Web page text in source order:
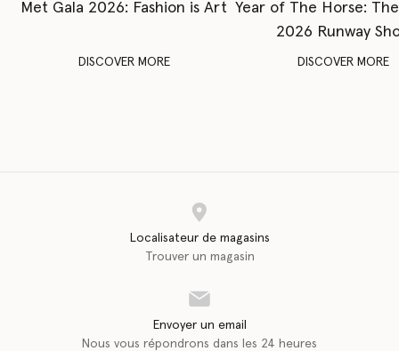
Met Gala 2026: Fashion is Art
DISCOVER MORE
Year of The Horse:
2026 Runway
DISCOVER MORE
Localisateur de magasins
Trouver un magasin
Envoyer un email
Nous vous répondrons dans les 24 heures